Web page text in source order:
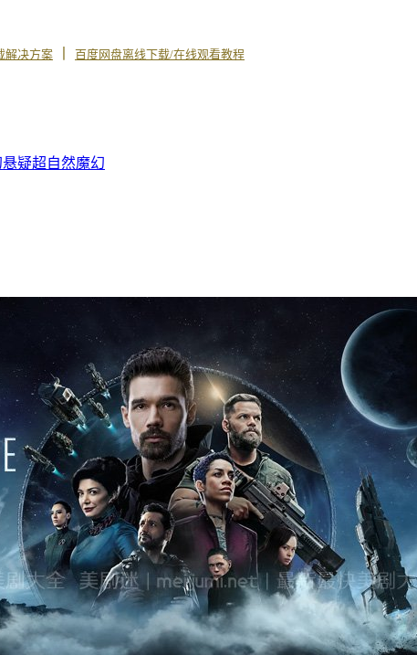
解决方案 百度网盘离线下载/在线观看教程
悬疑超自然魔幻